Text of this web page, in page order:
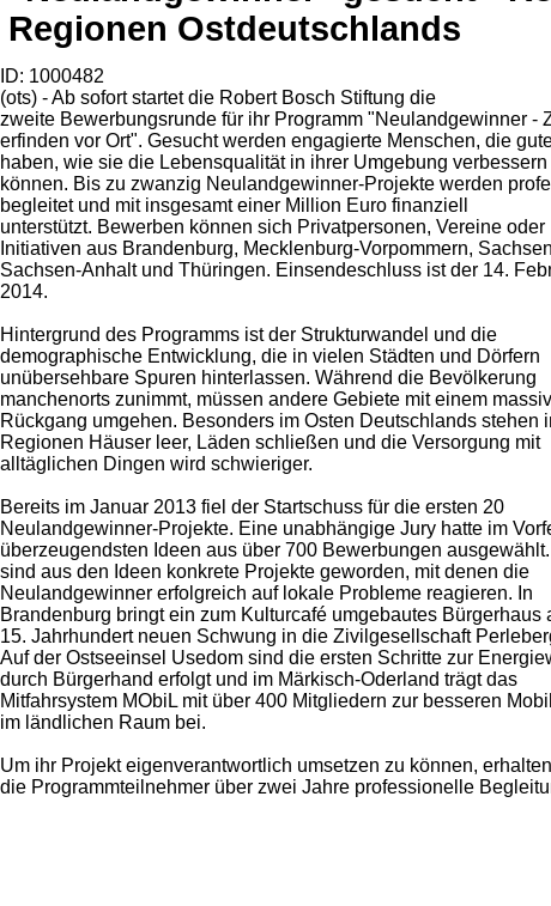
Regionen Ostdeutschlands
ID: 1000482
(ots) - Ab sofort startet die Robert Bosch Stiftung die
zweite Bewerbungsrunde für ihr Programm "Neulandgewinner -
erfinden vor Ort". Gesucht werden engagierte Menschen, die
haben, wie sie die Lebensqualität in ihrer Umgebung verbessern
können. Bis zu zwanzig Neulandgewinner-Projekte werden
begleitet und mit insgesamt einer Million Euro finanziell
unterstützt. Bewerben können sich Privatpersonen, Vereine oder
Initiativen aus Brandenburg, Mecklenburg-Vorpommern,
Sachsen-Anhalt und Thüringen. Einsendeschluss ist der 14.
2014.
Hintergrund des Programms ist der Strukturwandel und die
demographische Entwicklung, die in vielen Städten und Dörfern
unübersehbare Spuren hinterlassen. Während die Bevölkerung
manchenorts zunimmt, müssen andere Gebiete mit einem
Rückgang umgehen. Besonders im Osten Deutschlands stehen
Regionen Häuser leer, Läden schließen und die Versorgung mit
alltäglichen Dingen wird schwieriger.
Bereits im Januar 2013 fiel der Startschuss für die ersten 20
Neulandgewinner-Projekte. Eine unabhängige Jury hatte im
überzeugendsten Ideen aus über 700 Bewerbungen
sind aus den Ideen konkrete Projekte geworden, mit denen die
Neulandgewinner erfolgreich auf lokale Probleme reagieren. In
Brandenburg bringt ein zum Kulturcafé umgebautes Bürgerhaus
15. Jahrhundert neuen Schwung in die Zivilgesellschaft
Auf der Ostseeinsel Usedom sind die ersten Schritte zur
durch Bürgerhand erfolgt und im Märkisch-Oderland trägt das
Mitfahrsystem MObiL mit über 400 Mitgliedern zur besseren
im ländlichen Raum bei.
Um ihr Projekt eigenverantwortlich umsetzen zu können, erhalten
die Programmteilnehmer über zwei Jahre professionelle